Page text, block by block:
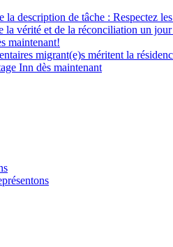
la description de tâche : Respectez
la vérité et de la réconciliation un
maintenant!
migrant(e)s méritent la
Inn dès maintenant